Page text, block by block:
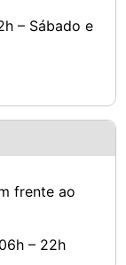
– Sábado e
frente ao
– 22h